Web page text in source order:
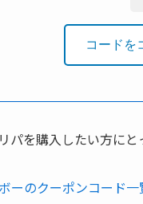
コードを
パを購入したい方に
ーのクーポンコード一